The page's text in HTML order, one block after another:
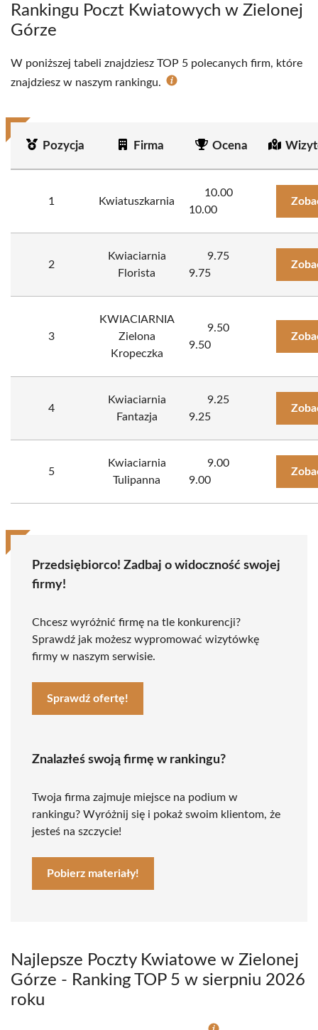
Rankingu Poczt Kwiatowych w Zielonej
Górze
W poniższej tabeli znajdziesz TOP 5 polecanych firm, które
znajdziesz w naszym rankingu.
Pozycja Firma Ocena
1 Kwiatuszkarnia
10.00
10.00
2
Kwiaciarnia
Florista
9.75
9.75
3
KWIACIARNIA
Zielona
Kropeczka
9.50
9.50
4
Kwiaciarnia
Fantazja
9.25
9.25
5
Kwiaciarnia
Tulipanna
9.00
9.00
Przedsiębiorco! Zadbaj o widoczność swojej
firmy!
Chcesz wyróżnić firmę na tle konkurencji?
Sprawdź jak możesz wypromować wizytówkę
firmy w naszym serwisie.
Sprawdź ofertę!
Znalazłeś swoją firmę w rankingu?
Twoja firma zajmuje miejsce na podium w
rankingu? Wyróżnij się i pokaż swoim klientom, że
jesteś na szczycie!
Pobierz materiały!
Najlepsze Poczty Kwiatowe w Zielonej
Górze - Ranking TOP 5 w sierpniu 2026
roku